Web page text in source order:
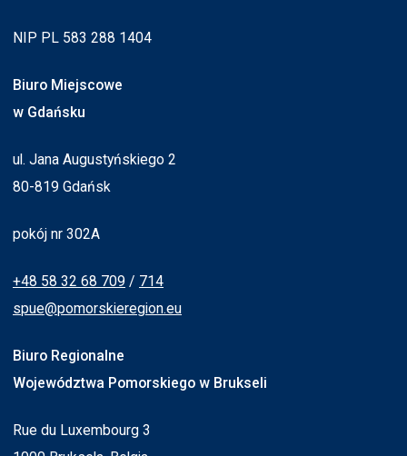
NIP PL 583 288 1404
Biuro Miejscowe
w Gdańsku
ul. Jana Augustyńskiego 2
80-819 Gdańsk
pokój nr 302A
+48 58 32 68 709 / 714
spue@pomorskieregion.eu
Biuro Regionalne
Województwa Pomorskiego w Brukseli
Rue du Luxembourg 3